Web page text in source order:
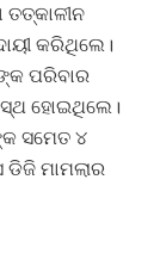
କରିଥିଲେ।
ପରିବାର
ହୋଇଥିଲେ।
ସମେତ ୪
ଡିଜି ମାମଲାର